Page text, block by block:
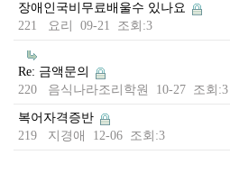
장애인국비무료배울수 있나요
221 요리 09-21 조회:3
Re: 금액문의
220 음식나라조리학원 10-27 조회:3
복어자격증반
219 지경애 12-06 조회:3